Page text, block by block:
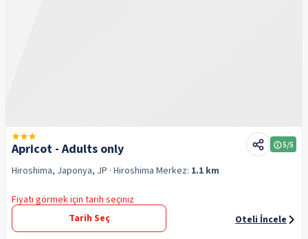
Apricot - Adults only 5/5
Hiroshima, Japonya, JP · Hiroshima Merkez: 1.1 km
Fiyatı görmek için tarih seçiniz
Tarih Seç
Oteli İncele